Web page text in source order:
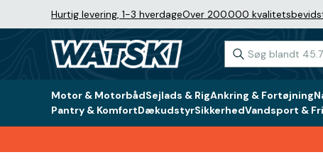
Hurtig levering, 1-3 hverdageOver 200.000
Motor & MotorbådSejlads & RigAnkring & Fortøjning
Pantry & KomfortDækudstyrSikkerhedVandsport &